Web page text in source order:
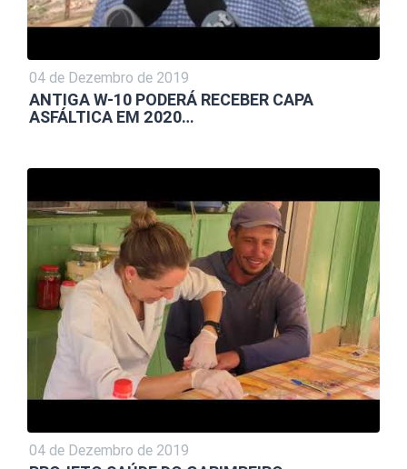
04 de Dezembro de 2019
ANTIGA W-10 PODERÁ RECEBER CAPA
ASFÁLTICA EM 2020…
04 de Dezembro de 2019